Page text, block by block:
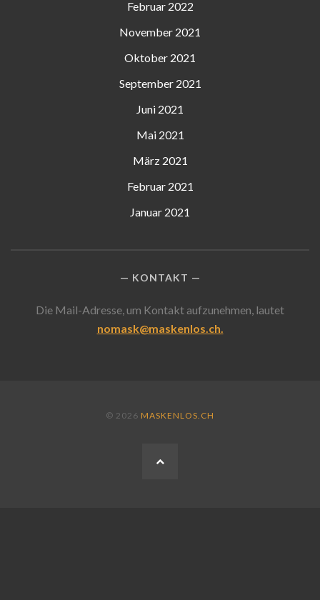
Februar 2022
November 2021
Oktober 2021
September 2021
Juni 2021
Mai 2021
März 2021
Februar 2021
Januar 2021
KONTAKT
Die Mail-Adresse, um Kontakt aufzunehmen, lautet
nomask@maskenlos.ch.
© 2026 MASKENLOS.CH